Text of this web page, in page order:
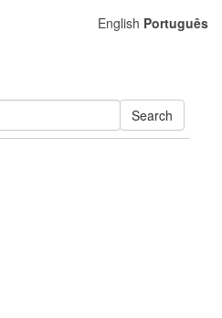
Search
English Português